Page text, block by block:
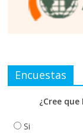
Encuestas
¿Cree
Si